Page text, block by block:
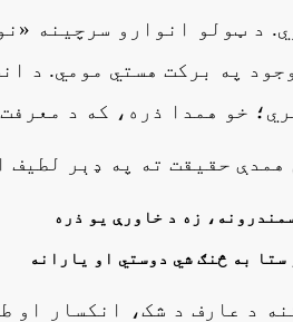
د ټولو انوارو سرچینه
په برکت هستي مومي. د
خو همدا ذره، که د
همدې حقیقت ته په ډېر
زه د خاورې یو ذره
ستا به څنګ شي دوستي او یارانه
د عارف د شک، انکسار او